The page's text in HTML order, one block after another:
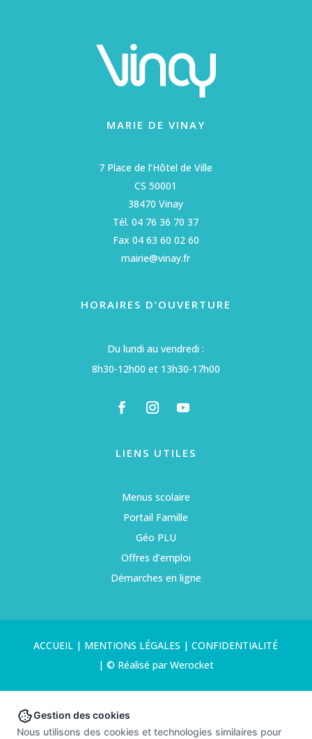
MARIE DE VINAY
7 Place de l’Hôtel de Ville
CS 50001
38470 Vinay
Tél. 04 76 36 70 37
Fax 04 63 60 02 60
mairie@vinay.fr
HORAIRES D’OUVERTURE
Du lundi au vendredi :
8h30-12h00 et 13h30-17h00
LIENS UTILES
Menus scolaire
Portail Famille
Géo PLU
Offres d’emploi
Démarches en ligne
ACCUEIL | MENTIONS LÉGALES |CONFIDENTIALITÉ
| © Réalisé par Werocket
Gestion des cookies
Nous utilisons des cookies et technologies similaires pour